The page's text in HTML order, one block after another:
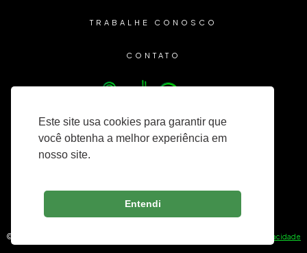
TRABALHE CONOSCO
CONTATO
© 2025 Lozinsky Consultoria — Todos os direitos reservados. — Política de Privacidade
Este site usa cookies para garantir que
você obtenha a melhor experiência em
nosso site.
Entendi